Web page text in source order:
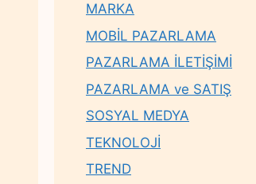
MARKA
MOBİL PAZARLAMA
PAZARLAMA İLETİŞİMİ
PAZARLAMA ve SATIŞ
SOSYAL MEDYA
TEKNOLOJİ
TREND